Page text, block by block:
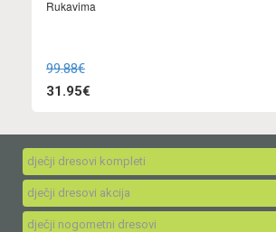
Rukavima
99.88€
31.95€
dječji dresovi kompleti
dječji dresovi akcija
dječji nogometni dresovi